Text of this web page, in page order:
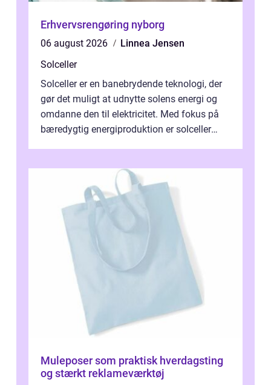
Erhvervsrengøring nyborg
06 august 2026
Linnea Jensen
Solceller
Solceller er en banebrydende teknologi, der
gør det muligt at udnytte solens energi og
omdanne den til elektricitet. Med fokus på
bæredygtig energiproduktion er solceller
Muleposer som praktisk hverdagsting
og stærkt reklameværktøj